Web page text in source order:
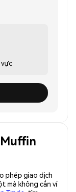
phép giao dịch
mà không cần ví